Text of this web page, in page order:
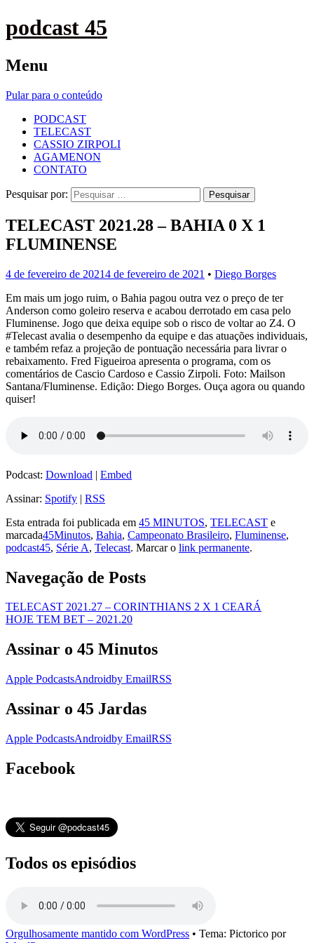
podcast 45
Menu
Pular para o conteúdo
PODCAST
TELECAST
CASSIO ZIRPOLI
AGAMENON
CONTATO
Pesquisar por:
TELECAST 2021.28 – BAHIA 0 X 1
FLUMINENSE
4 de fevereiro de 20214 de fevereiro de 2021 • Diego Borges
Em mais um jogo ruim, o Bahia pagou outra vez o preço de ter
Anderson como goleiro reserva e acabou derrotado em casa pelo
Fluminense. Jogo que deixa equipe sob o risco de voltar ao Z4. O
#Telecast avalia o desempenho da equipe e das atuações individuais,
e também refaz a projeção de pontuação necessária para livrar o
rebaixamento. Fred Figueiroa apresenta o programa, com os
comentários de Cascio Cardoso e Cassio Zirpoli. Foto: Mailson
Santana/Fluminense. Edição: Diego Borges. Ouça agora ou quando
quiser!
Podcast: Download | Embed
Assinar: Spotify | RSS
Esta entrada foi publicada em 45 MINUTOS, TELECAST e
marcada45Minutos, Bahia, Campeonato Brasileiro, Fluminense,
podcast45, Série A, Telecast. Marcar o link permanente.
Navegação de Posts
TELECAST 2021.27 – CORINTHIANS 2 X 1 CEARÁ
HOJE TEM BET – 2021.20
Assinar o 45 Minutos
Apple PodcastsAndroidby EmailRSS
Assinar o 45 Jardas
Apple PodcastsAndroidby EmailRSS
Facebook
Todos os episódios
Orgulhosamente mantido com WordPress • Tema: Pictorico por